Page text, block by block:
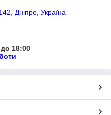
Дніпро, Україна
18:00